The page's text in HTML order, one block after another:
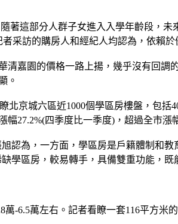
這部分人群子女進入入學年齡段，未
采訪的購房人和經紀人均認為，依賴
嘉園的價格一路上揚，幾乎沒有回調
。
城六區近1000個學區房樓盤，包括
27.2%(四季度比一季度)，超過全市漲
為，一方面，學區房是戶籍體制和教
學區房，較易轉手，具備雙重功能，
萬左右。記者看瞭一套116平方米